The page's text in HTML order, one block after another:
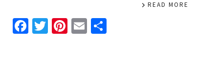
READ MORE
Facebook
Twitter
Pinterest
Email